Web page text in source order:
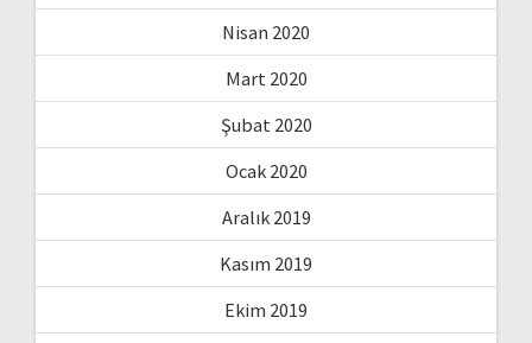
Nisan 2020
Mart 2020
Şubat 2020
Ocak 2020
Aralık 2019
Kasım 2019
Ekim 2019